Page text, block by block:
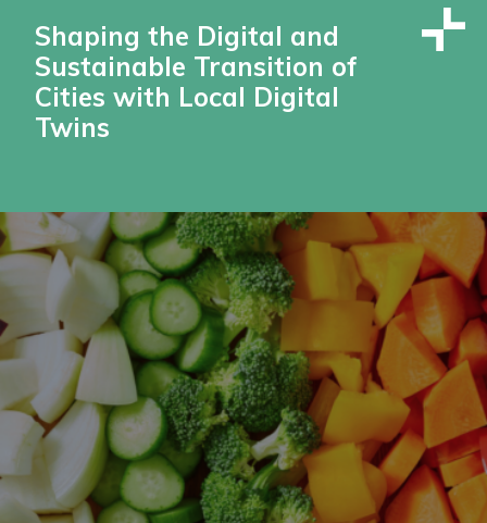
Shaping the Digital and
Sustainable Transition of
Cities with Local Digital
Twins